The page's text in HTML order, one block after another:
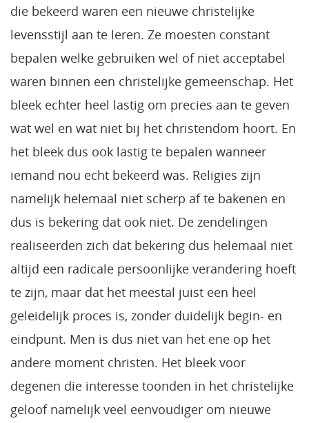
die bekeerd waren een nieuwe christelijke
levensstijl aan te leren. Ze moesten constant
bepalen welke gebruiken wel of niet acceptabel
waren binnen een christelijke gemeenschap. Het
bleek echter heel lastig om precies aan te geven
wat wel en wat niet bij het christendom hoort. En
het bleek dus ook lastig te bepalen wanneer
iemand nou echt bekeerd was. Religies zijn
namelijk helemaal niet scherp af te bakenen en
dus is bekering dat ook niet. De zendelingen
realiseerden zich dat bekering dus helemaal niet
altijd een radicale persoonlijke verandering hoeft
te zijn, maar dat het meestal juist een heel
geleidelijk proces is, zonder duidelijk begin- en
eindpunt. Men is dus niet van het ene op het
andere moment christen. Het bleek voor
degenen die interesse toonden in het christelijke
geloof namelijk veel eenvoudiger om nieuwe